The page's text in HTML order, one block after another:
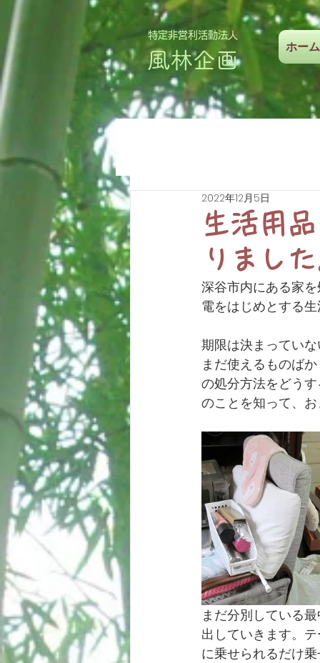
特定非営利活動法人
風林企画
ホーム
生活用
りまし
2022年12月5日
深谷市内にある家
電をはじめとする
期限は決まってい
まだ使えるものば
の処分方法をどう
のことを知って、
まだ分別している
出していきます。
に乗せられるだけ